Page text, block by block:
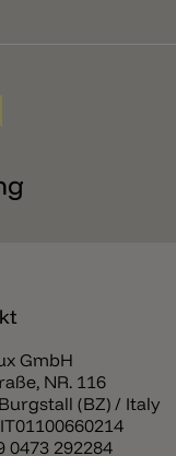
GmbH
NR. 116
(BZ) / Italy
0473 292284